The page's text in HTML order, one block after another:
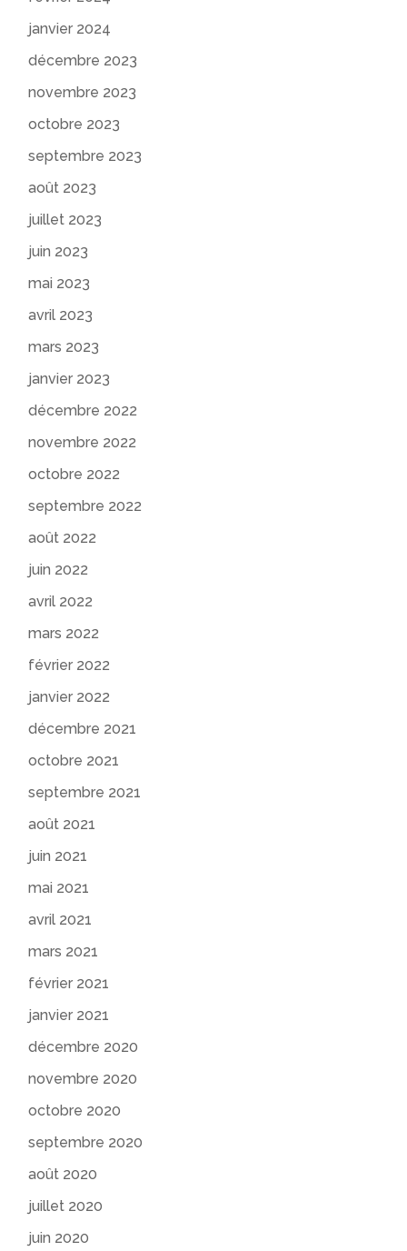
janvier 2024
décembre 2023
novembre 2023
octobre 2023
septembre 2023
août 2023
juillet 2023
juin 2023
mai 2023
avril 2023
mars 2023
janvier 2023
décembre 2022
novembre 2022
octobre 2022
septembre 2022
août 2022
juin 2022
avril 2022
mars 2022
février 2022
janvier 2022
décembre 2021
octobre 2021
septembre 2021
août 2021
juin 2021
mai 2021
avril 2021
mars 2021
février 2021
janvier 2021
décembre 2020
novembre 2020
octobre 2020
septembre 2020
août 2020
juillet 2020
juin 2020